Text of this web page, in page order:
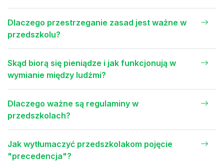
Dlaczego przestrzeganie zasad jest ważne w
przedszkolu?
Skąd biorą się pieniądze i jak funkcjonują w
wymianie między ludźmi?
Dlaczego ważne są regulaminy w
przedszkolach?
Jak wytłumaczyć przedszkolakom pojęcie
"precedencja"?